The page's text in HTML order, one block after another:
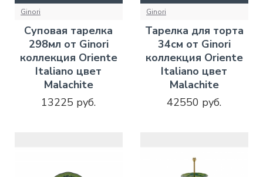
Ginori
Суповая тарелка
298мл от Ginori
коллекция Oriente
Italiano цвет
Malachite
13225 руб.
Ginori
Тарелка для торта
34см от Ginori
коллекция Oriente
Italiano цвет
Malachite
42550 руб.